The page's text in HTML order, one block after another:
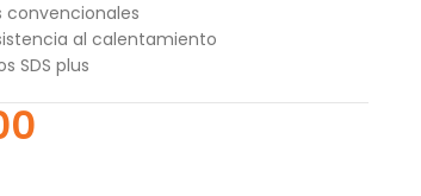
convencionales
al calentamiento
SDS plus